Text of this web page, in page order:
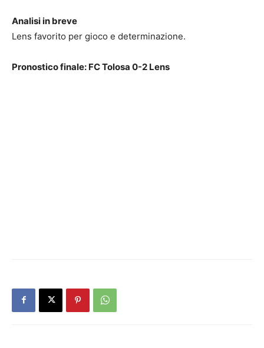
Analisi in breve
Lens favorito per gioco e determinazione.
Pronostico finale: FC Tolosa 0-2 Lens